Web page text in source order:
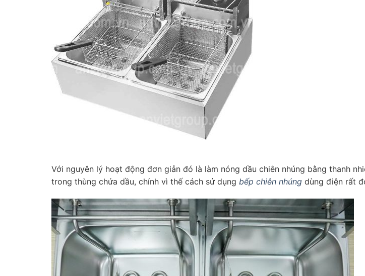
Với nguyên lý hoạt động đơn giản đó là làm nóng dầu chiên nhúng bằng thanh
trong thùng chứa dầu, chính vì thế cách sử dụng bếp chiên nhúng dùng điện rất